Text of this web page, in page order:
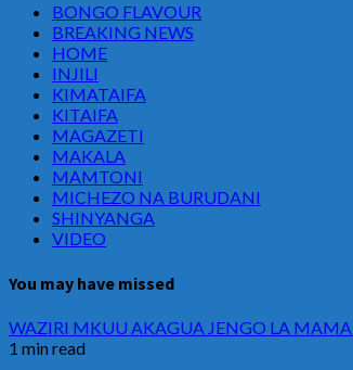
BONGO FLAVOUR
BREAKING NEWS
HOME
INJILI
KIMATAIFA
KITAIFA
MAGAZETI
MAKALA
MAMTONI
MICHEZO NA BURUDANI
SHINYANGA
VIDEO
You may have missed
WAZIRI MKUU AKAGUA JENGO LA
1 min read